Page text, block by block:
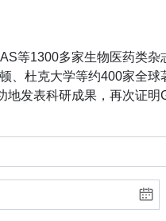
等1300多家生物医药类杂
、杜克大学等约400家全球
发表科研成果，再次证